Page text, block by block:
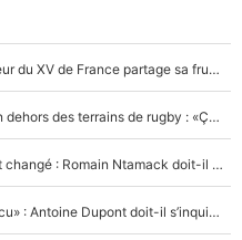
Mis de côté par Fabien Galthié, un joueur du XV de France partage sa frustration : «ils ne me l’ont pas dit tout de suite»
La raison d'être de Matthieu Jalibert en dehors des terrains de rugby : «Ça m'atteint autant que si tu touches à un membre de ma famille»
XV de France - Matthieu Jalibert a tout changé : Romain Ntamack doit-il s’inquiéter pour sa place à un an de la Coupe du monde ?
«Le XV de France est meilleur avec Lucu» : Antoine Dupont doit-il s’inquiéter pour sa place ?